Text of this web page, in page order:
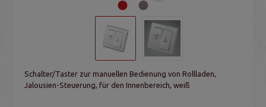
Schalter/Taster zur manuellen Bedienung von Rollladen,
Jalousien-Steuerung, für den Innenbereich, weiß